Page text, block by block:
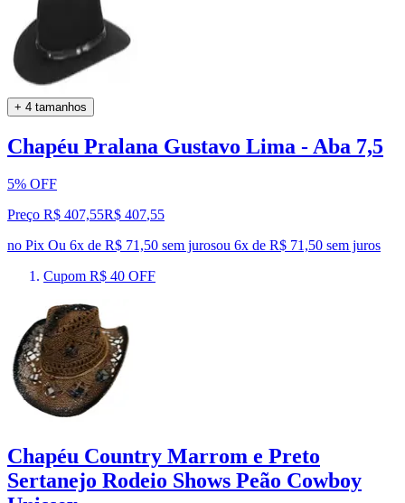
+ 4 tamanhos
Chapéu Pralana Gustavo Lima - Aba 7,5
5% OFF
Preço R$ 407,55R$ 407,55
no Pix Ou 6x de R$ 71,50 sem jurosou 6x de R$ 71,50 sem juros
Cupom R$ 40 OFF
Chapéu Country Marrom e Preto
Sertanejo Rodeio Shows Peão Cowboy